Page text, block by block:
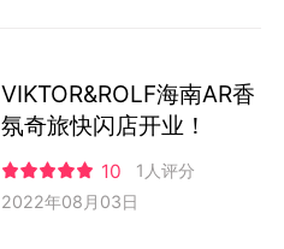
VIKTOR&ROLF海南AR香
氛奇旅快闪店开业！
10
1人评分
2022年08月03日